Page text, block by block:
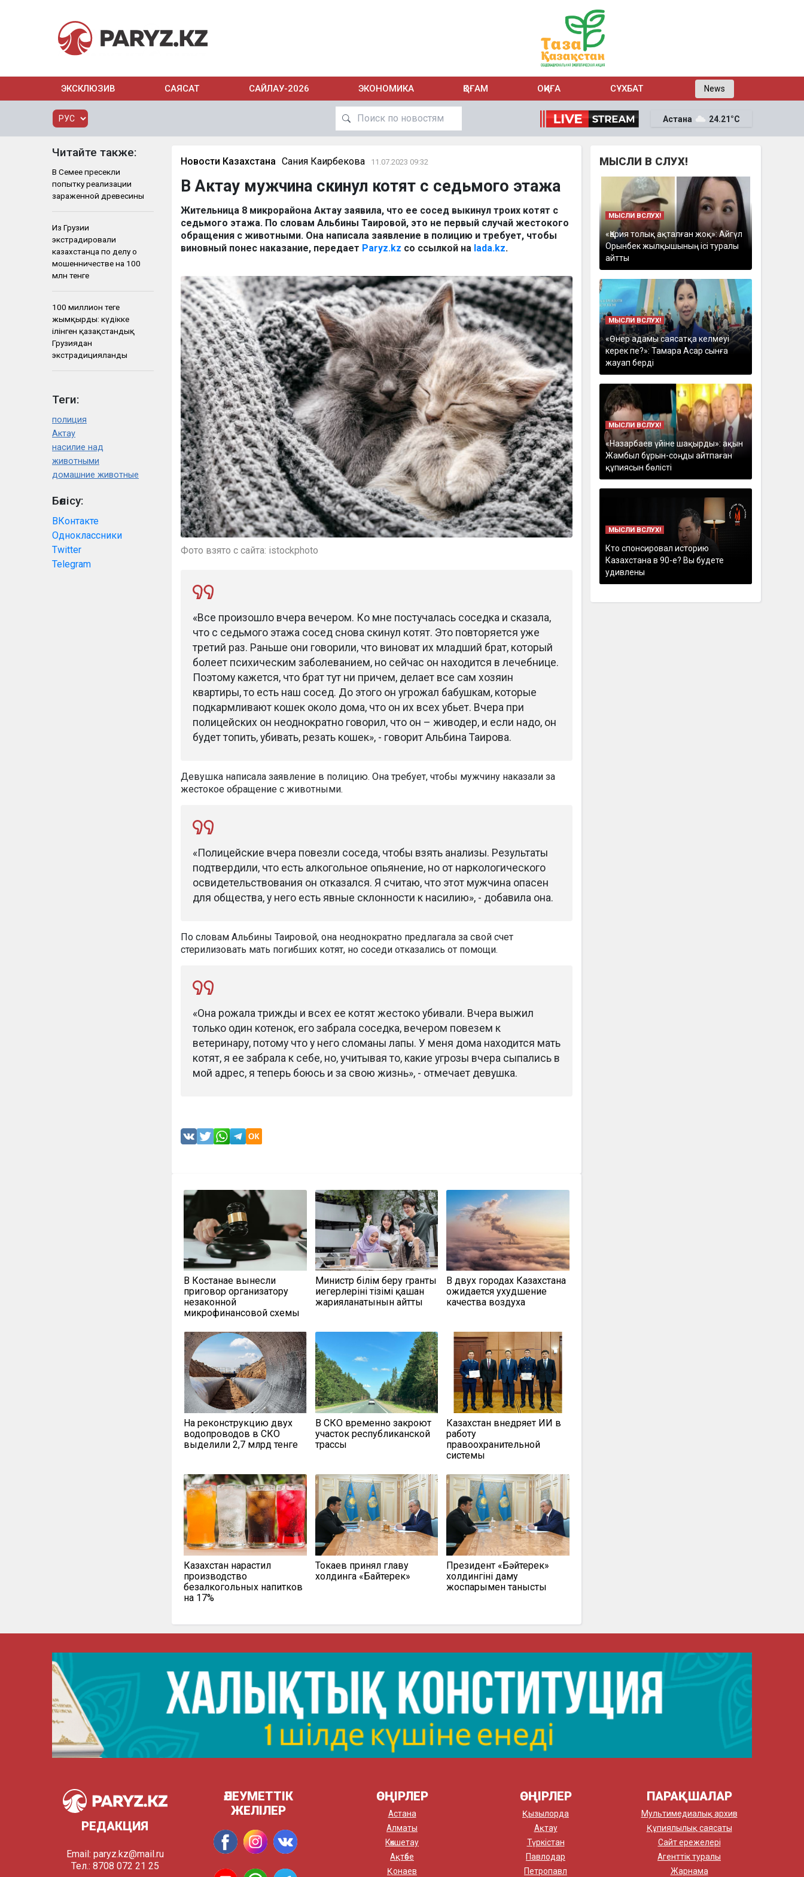
ЭКСКЛЮЗИВ САЯСАТ САЙЛАУ-2026 ЭКОНОМИКА ҚОҒАМ ОҚИҒА СҰХБАТ News
Астана 24.21°C
Читайте также:
В Семее пресекли
попытку реализации
зараженной древесины
Из Грузии
экстрадировали
казахстанца по делу о
мошенничестве на 100
млн тенге
100 миллион теңге
жымқырды: күдікке
ілінген қазақстандық
Грузиядан
экстрадицияланды
Теги:
полиция
Актау
насилие над
животными
домашние животные
Бөлісу:
ВКонтакте
Одноклассники
Twitter
Telegram
Новости Казахстана Сания Каирбекова 11.07.2023 09:32
В Актау мужчина скинул котят с седьмого этажа
Жительница 8 микрорайона Актау заявила, что ее сосед выкинул троих котят с
седьмого этажа. По словам Альбины Таировой, это не первый случай жестокого
обращения с животными. Она написала заявление в полицию и требует, чтобы
виновный понес наказание, передает Paryz.kz со ссылкой на lada.kz.
Фото взято с сайта: istockphoto
«Все произошло вчера вечером. Ко мне постучалась соседка и сказала,
что с седьмого этажа сосед снова скинул котят. Это повторяется уже
третий раз. Раньше они говорили, что виноват их младший брат, который
болеет психическим заболеванием, но сейчас он находится в лечебнице.
Поэтому кажется, что брат тут ни причем, делает все сам хозяин
квартиры, то есть наш сосед. До этого он угрожал бабушкам, которые
подкармливают кошек около дома, что он их всех убьет. Вчера при
полицейских он неоднократно говорил, что он – живодер, и если надо, он
будет топить, убивать, резать кошек», - говорит Альбина Таирова.
Девушка написала заявление в полицию. Она требует, чтобы мужчину наказали за
жестокое обращение с животными.
«Полицейские вчера повезли соседа, чтобы взять анализы. Результаты
подтвердили, что есть алкогольное опьянение, но от наркологического
освидетельствования он отказался. Я считаю, что этот мужчина опасен
для общества, у него есть явные склонности к насилию», - добавила она.
По словам Альбины Таировой, она неоднократно предлагала за свой счет
стерилизовать мать погибших котят, но соседи отказались от помощи.
«Она рожала трижды и всех ее котят жестоко убивали. Вчера выжил
только один котенок, его забрала соседка, вечером повезем к
ветеринару, потому что у него сломаны лапы. У меня дома находится мать
котят, я ее забрала к себе, но, учитывая то, какие угрозы вчера сыпались в
мой адрес, я теперь боюсь и за свою жизнь», - отмечает девушка.
В Костанае вынесли
приговор организатору
незаконной
микрофинансовой схемы
Министр білім беру гранты
иегерлерінің тізімі қашан
жарияланатынын айтты
В двух городах Казахстана
ожидается ухудшение
качества воздуха
На реконструкцию двух
водопроводов в СКО
выделили 2,7 млрд тенге
В СКО временно закроют
участок республиканской
трассы
Казахстан внедряет ИИ в
работу
правоохранительной
системы
Казахстан нарастил
производство
безалкогольных напитков
на 17%
Токаев принял главу
холдинга «Байтерек»
Президент «Бәйтерек»
холдингінің даму
жоспарымен танысты
МЫСЛИ В СЛУХ!
МЫСЛИ ВСЛУХ!
«Қария толық ақталған жоқ»: Айгүл
Орынбек жылқышының ісі туралы
айтты
МЫСЛИ ВСЛУХ!
«Өнер адамы саясатқа келмеуі
керек пе?»: Тамара Асар сынға
жауап берді
МЫСЛИ ВСЛУХ!
«Назарбаев үйіне шақырды»: ақын
Жамбыл бұрын-соңды айтпаған
құпиясын бөлісті
МЫСЛИ ВСЛУХ!
Кто спонсировал историю
Казахстана в 90-е? Вы будете
удивлены
РЕДАКЦИЯ
Email: paryz.kz@mail.ru
Тел.: 8708 072 21 25
ӘЛЕУМЕТТІК
ЖЕЛІЛЕР
ӨҢІРЛЕР
Астана
Алматы
Көкшетау
Ақтөбе
Қонаев
ӨҢІРЛЕР
Қызылорда
Ақтау
Түркістан
Павлодар
Петропавл
ПАРАҚШАЛАР
Мультимедиалық архив
Құпиялылық саясаты
Сайт ережелері
Агенттік туралы
Жарнама